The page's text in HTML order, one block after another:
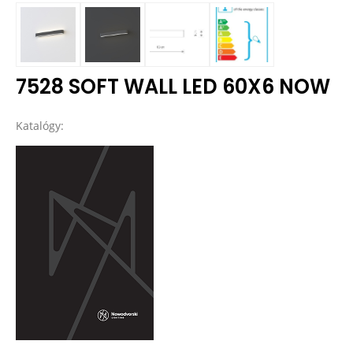
7528 SOFT WALL LED 60X6 NOW
Katalógy: